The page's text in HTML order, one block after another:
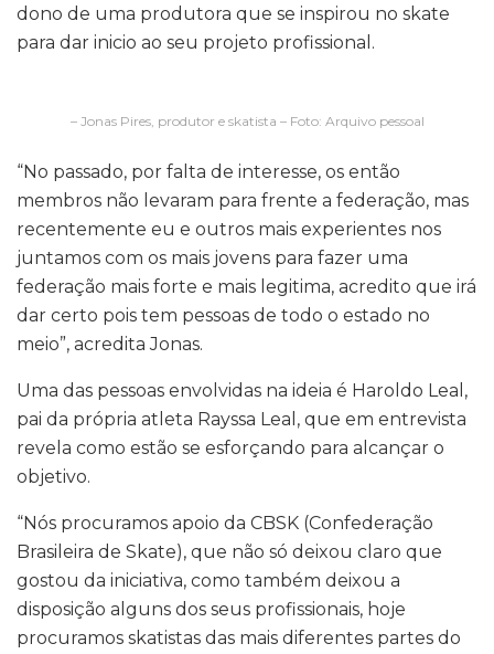
dono de uma produtora que se inspirou no skate
para dar inicio ao seu projeto profissional.
– Jonas Pires, produtor e skatista – Foto: Arquivo pessoal
“No passado, por falta de interesse, os então
membros não levaram para frente a federação, mas
recentemente eu e outros mais experientes nos
juntamos com os mais jovens para fazer uma
federação mais forte e mais legitima, acredito que irá
dar certo pois tem pessoas de todo o estado no
meio”, acredita Jonas.
Uma das pessoas envolvidas na ideia é Haroldo Leal,
pai da própria atleta Rayssa Leal, que em entrevista
revela como estão se esforçando para alcançar o
objetivo.
“Nós procuramos apoio da CBSK (Confederação
Brasileira de Skate), que não só deixou claro que
gostou da iniciativa, como também deixou a
disposição alguns dos seus profissionais, hoje
procuramos skatistas das mais diferentes partes do